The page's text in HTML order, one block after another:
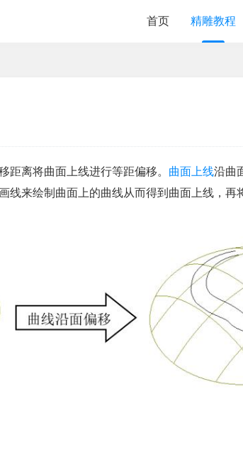
首页 精雕教程
距离将曲面上线进行等距偏移。 曲面上线沿曲
线来绘制曲面上的曲线从而得到曲面上线，再